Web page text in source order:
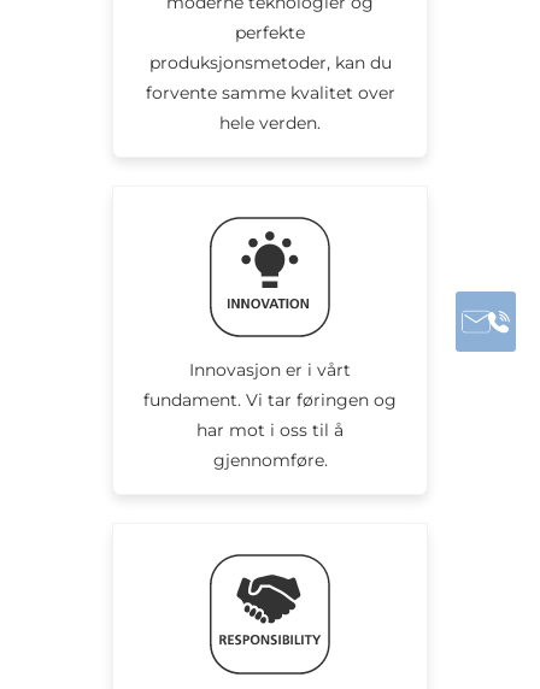
perfekte
produksjonsmetoder, kan du
forvente samme kvalitet over
hele verden.
Innovasjon er i vårt
fundament. Vi tar føringen og
har mot i oss til å
gjennomføre.